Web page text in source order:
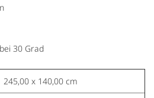
30 Grad
245,00 x 140,00 cm